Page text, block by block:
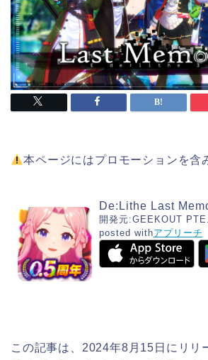
本ページにはプロモーションを含
De:Lithe Last
開発元:GEEKOUT
posted withアプリーチ
この記事は、2024年8月15日にリリ